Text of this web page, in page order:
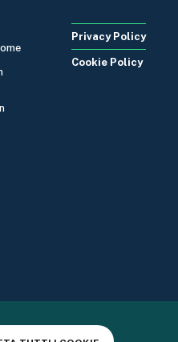
Privacy Policy
Cookie Policy